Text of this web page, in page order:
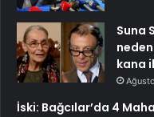
Suna
kana
İski: Bağcılar’da 4